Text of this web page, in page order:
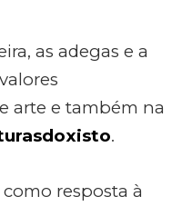
as adegas e a
arte e também na
.
resposta à